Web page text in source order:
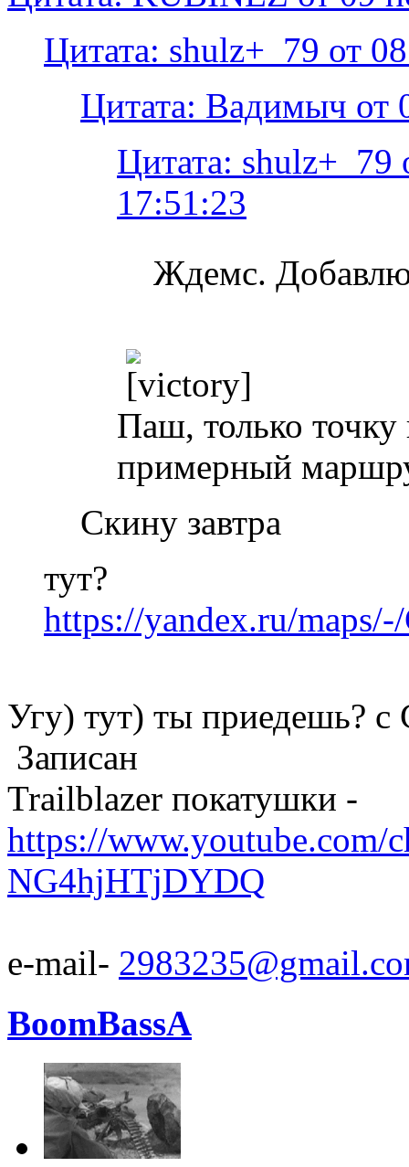
Цитата: shulz+_79 от
Цитата: Вадимыч от
Цитата: shulz+_79
17:51:23
Ждемс.
Паш, только
примерный
Скину завтра
тут?
https://yandex.ru/
Угу) тут) ты приедешь? с
Записан
Trailblazer покатушки -
https://
NG4hjHTjDYDQ
e-mail-
BoomBassA